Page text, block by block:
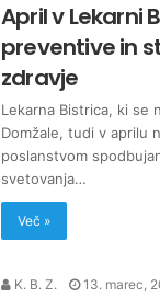
April v Lekarni
preventive in
zdravje
Lekarna Bistrica, ki se
Domžale, tudi v aprilu
poslanstvom
svetovanja…
Več »
K. B. Z. 13. marec,